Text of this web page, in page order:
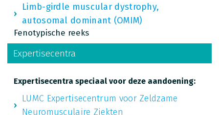
Limb-girdle muscular dystrophy,
autosomal dominant (OMIM)
Fenotypische reeks
Expertisecentra
Expertisecentra speciaal voor deze aandoening:
LUMC Expertisecentrum voor Zeldzame
Neuromusculaire Ziekten